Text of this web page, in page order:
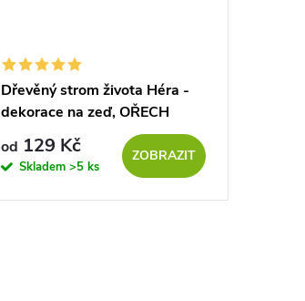
Dřevěný strom života Héra -
dekorace na zeď, OŘECH
od 129 Kč
Skladem >5 ks
ZOBRAZIT